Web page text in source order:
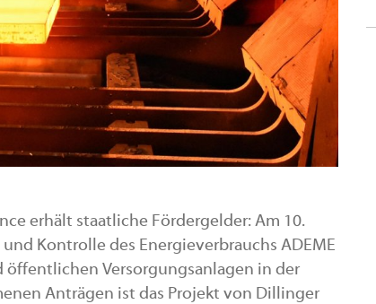
erhält staatliche Fördergelder: Am 10.
Kontrolle des Energieverbrauchs ADEME
öffentlichen Versorgungsanlagen in der
Anträgen ist das Projekt von Dillinger